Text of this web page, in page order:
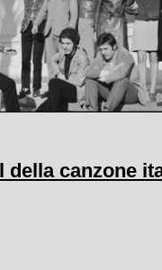
della canzone